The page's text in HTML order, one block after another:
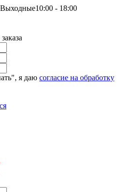
Выходные10:00 - 18:00
я даю согласие на обработку